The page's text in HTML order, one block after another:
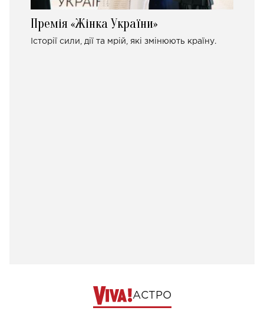
Премія «Жінка України»
Історії сили, дії та мрій, які змінюють країну.
АСТРО